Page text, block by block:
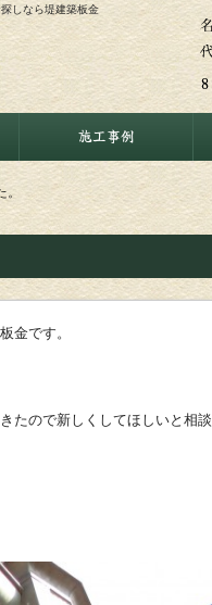
しなら堤建築板金
施工事例
金です。
たので新しくしてほしいと相談